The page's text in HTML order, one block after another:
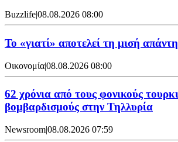
Buzzlife|08.08.2026 08:00
Το «γιατί» αποτελεί τη μισή
Οικονομία|08.08.2026 08:00
62 χρόνια από τους φονικούς
βομβαρδισμούς στην Τηλλυρία
Newsroom|08.08.2026 07:59